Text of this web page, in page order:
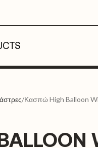
Κασπώ High Balloon